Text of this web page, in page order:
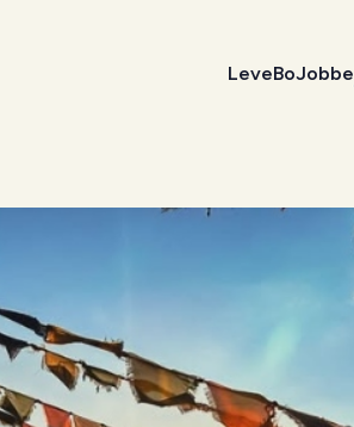
LeveBoJobbe